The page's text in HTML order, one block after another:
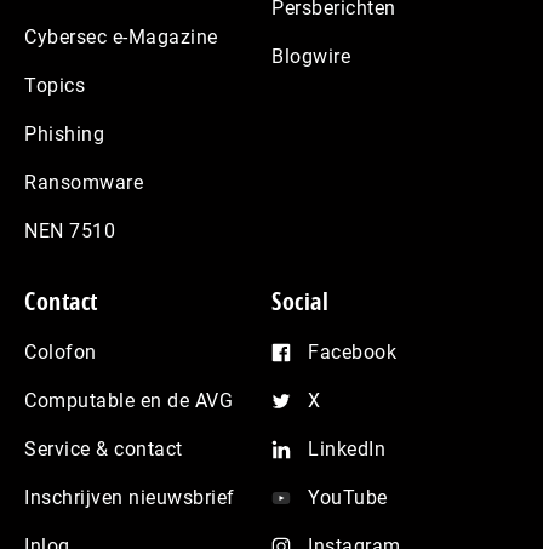
Cybersec e-Magazine
Topics
Phishing
Ransomware
NEN 7510
Persberichten
Blogwire
Contact
Colofon
Computable en de AVG
Service & contact
Inschrijven nieuwsbrief
Social
Facebook
X
LinkedIn
YouTube